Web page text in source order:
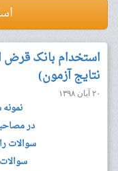
نتایج آزمون)
۲۰ آبان ۱۳۹۸
در
سوالات